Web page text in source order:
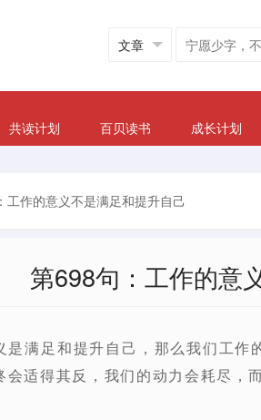
共读计划 百贝读书 成长计划
工作的意义不是满足和提升自己
第698句：工作的意
是满足和提升自己，那么我们工
会适得其反，我们的动力会耗尽